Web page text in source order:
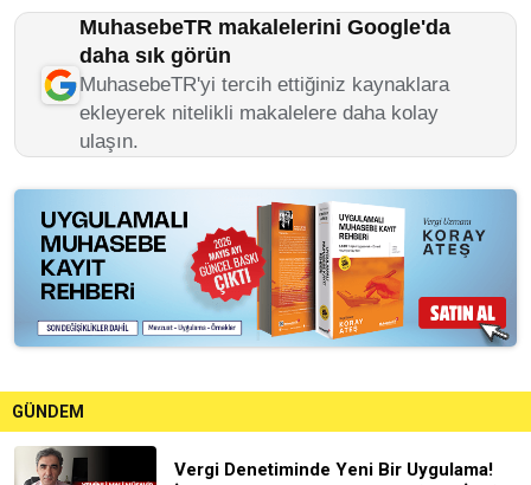
MuhasebeTR makalelerini Google'da
daha sık görün
MuhasebeTR'yi tercih ettiğiniz kaynaklara
ekleyerek nitelikli makalelere daha kolay
ulaşın.
GÜNDEM
Vergi Denetiminde Yeni Bir Uygulama!